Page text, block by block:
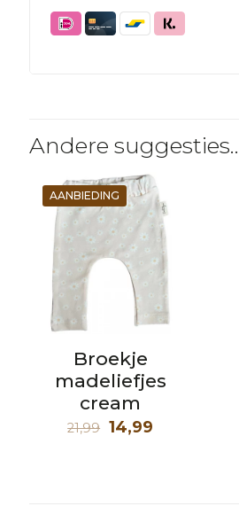
Andere
AANBIEDING
Broekje
madeliefjes
cream
21,99 Oorspronkelijke
14,99